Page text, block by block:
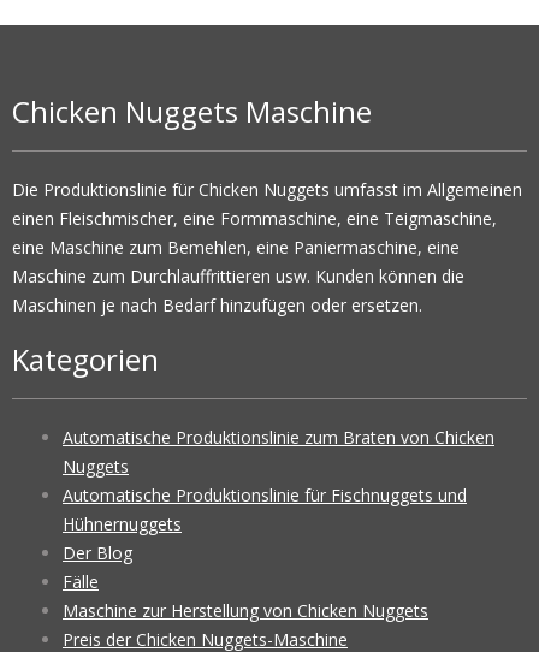
Chicken Nuggets Maschine
Die Produktionslinie für Chicken Nuggets umfasst im Allgemeinen
einen Fleischmischer, eine Formmaschine, eine Teigmaschine,
eine Maschine zum Bemehlen, eine Paniermaschine, eine
Maschine zum Durchlauffrittieren usw. Kunden können die
Maschinen je nach Bedarf hinzufügen oder ersetzen.
Kategorien
Automatische Produktionslinie zum Braten von Chicken
Nuggets
Automatische Produktionslinie für Fischnuggets und
Hühnernuggets
Der Blog
Fälle
Maschine zur Herstellung von Chicken Nuggets
Preis der Chicken Nuggets-Maschine